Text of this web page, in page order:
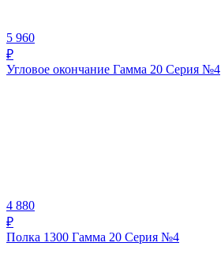
5 960
₽
Угловое окончание Гамма 20 Серия №4
4 880
₽
Полка 1300 Гамма 20 Серия №4